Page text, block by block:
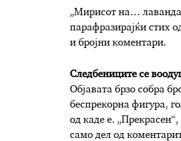
„Мирисот на… лаванда
парафразирајќи стих
и бројни коментари.
Следбениците се
Објавата брзо собра
беспрекорна фигура,
од каде е.
само дел од